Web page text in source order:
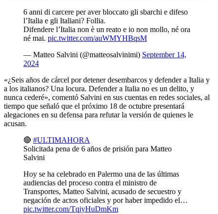
6 anni di carcere per aver bloccato gli sbarchi e difeso
l’Italia e gli Italiani? Follia.
Difendere l’Italia non è un reato e io non mollo, né ora
né mai. pic.twitter.com/auWMYHBqsM
— Matteo Salvini (@matteosalvinimi) September 14,
2024
«¿Seis años de cárcel por detener desembarcos y defender a Italia y
a los italianos? Una locura. Defender a Italia no es un delito, y
nunca cederé», comentó Salvini en sus cuentas en redes sociales, al
tiempo que señaló que el próximo 18 de octubre presentará
alegaciones en su defensa para refutar la versión de quienes le
acusan.
🔴 #ULTIMAHORA
Solicitada pena de 6 años de prisión para Matteo
Salvini
Hoy se ha celebrado en Palermo una de las últimas
audiencias del proceso contra el ministro de
Transportes, Matteo Salvini, acusado de secuestro y
negación de actos oficiales y por haber impedido el…
pic.twitter.com/TqiyHuDmKm